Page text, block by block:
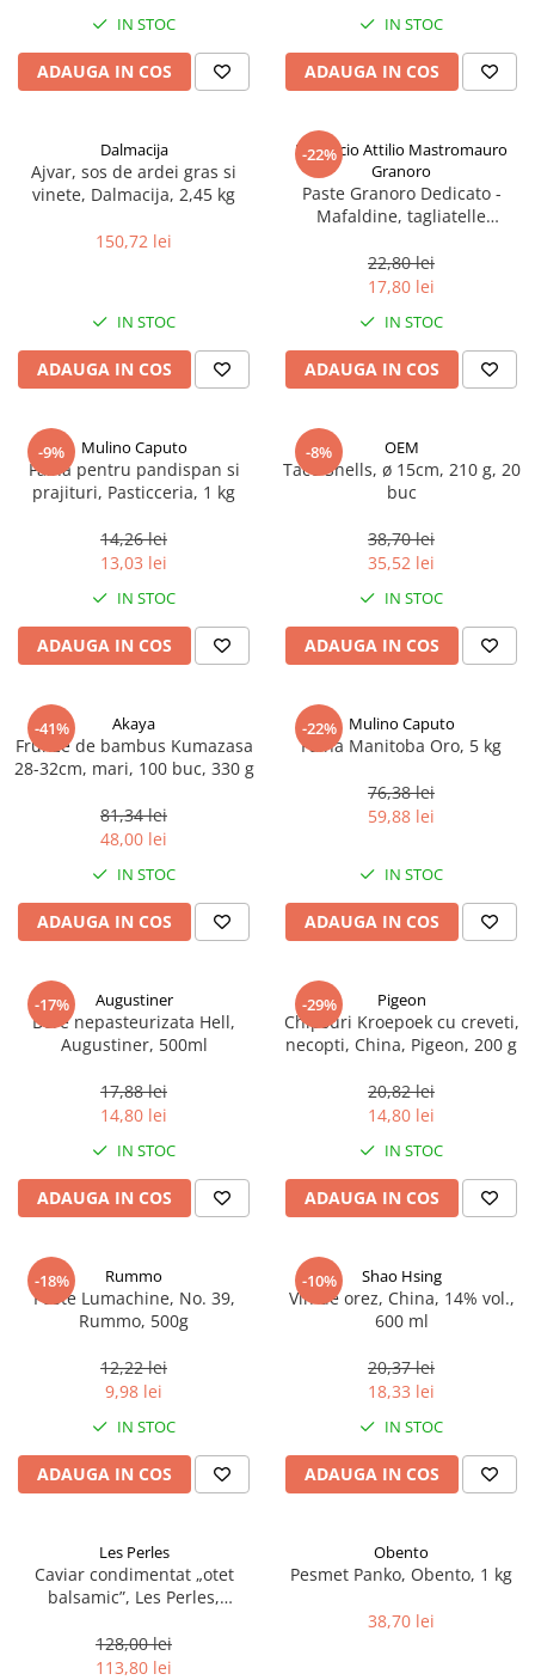
Spania / Cipru / Africa
Sare de mare din Oceanele Pacific
Sare de roca
Sare speciala
Specialitati din ulei
Terine si placinte
Uleiuri Premium
Uleiuri speciale/presate la rece
Ulei de masline extravirgin
Ulei Gegenbauer
Ulei Huilerie Beaujolaise
Ulei Wiberg Gastro
Prajitore paine
Gratare
IN STOC
ADAUGA IN COS
IN STOC
ADAUGA IN COS
Dalmacija
Ajvar, sos de ardei gras si
vinete, Dalmacija, 2,45 kg
150,72 lei
IN STOC
ADAUGA IN COS
-22%
Pastificio Attilio Mastromauro
Granoro
Paste Granoro Dedicato -
Mafaldine, tagliatelle
22,80 lei
17,80 lei
IN STOC
ADAUGA IN COS
-9% Mulino Caputo
Faina pentru pandispan si
prajituri, Pasticceria, 1 kg
14,26 lei
13,03 lei
IN STOC
ADAUGA IN COS
-8% OEM
Taco Shells, ø 15cm, 210 g, 20
buc
38,70 lei
35,52 lei
IN STOC
ADAUGA IN COS
-41% Akaya
Frunze de bambus Kumazasa
28-32cm, mari, 100 buc, 330 g
81,34 lei
48,00 lei
IN STOC
ADAUGA IN COS
-22% Mulino Caputo
Faina Manitoba Oro, 5 kg
76,38 lei
59,88 lei
IN STOC
ADAUGA IN COS
-17% Augustiner
Bere nepasteurizata Hell,
Augustiner, 500ml
17,88 lei
14,80 lei
IN STOC
ADAUGA IN COS
-29% Pigeon
Chipsuri Kroepoek cu creveti,
necopti, China, Pigeon, 200 g
20,82 lei
14,80 lei
IN STOC
ADAUGA IN COS
-18% Rummo
Paste Lumachine, No. 39,
Rummo, 500g
12,22 lei
9,98 lei
IN STOC
ADAUGA IN COS
-10% Shao Hsing
Vin de orez, China, 14% vol.,
600 ml
20,37 lei
18,33 lei
IN STOC
ADAUGA IN COS
Les Perles
Caviar condimentat „otet
balsamic”, Les Perles,
sferice, 200 g
128,00 lei
113,80 lei
Obento
Pesmet Panko, Obento, 1 kg
38,70 lei